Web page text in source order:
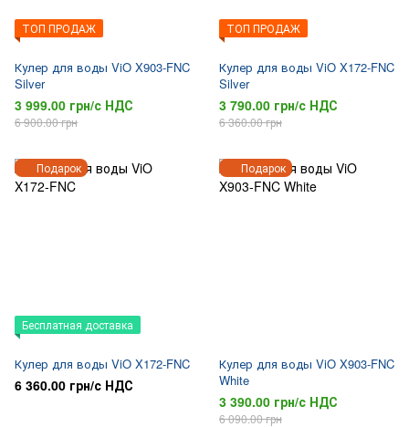
ТОП ПРОДАЖ
Кулер для воды ViO X903-FNC
Silver
3 999.00 грн/с НДС
6 900.00 грн
ТОП ПРОДАЖ
Кулер для воды ViO X172-FNC
Silver
3 790.00 грн/с НДС
6 360.00 грн
Подарок
Бесплатная доставка
Кулер для воды ViO X172-FNC
6 360.00 грн/с НДС
Подарок
Кулер для воды ViO X903-FNC
White
3 390.00 грн/с НДС
6 090.00 грн